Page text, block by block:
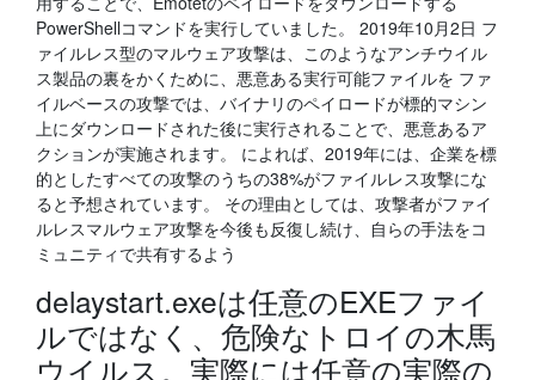
PowerShellコマンドを実行していました。 2019年10月2日 フ
ァイルレス型のマルウェア攻撃は、このようなアンチウイル
ス製品の裏をかくために、悪意ある実行可能ファイルを ファ
イルベースの攻撃では、バイナリのペイロードが標的マシン
上にダウンロードされた後に実行されることで、悪意あるア
クションが実施されます。 によれば、2019年には、企業を標
的としたすべての攻撃のうちの38%がファイルレス攻撃にな
ると予想されています。 その理由としては、攻撃者がファイ
ルレスマルウェア攻撃を今後も反復し続け、自らの手法をコ
ミュニティで共有するよう
delaystart.exeは任意のEXEファイ
ルではなく、危険なトロイの木馬
ウイルス。実際には任意の実際の